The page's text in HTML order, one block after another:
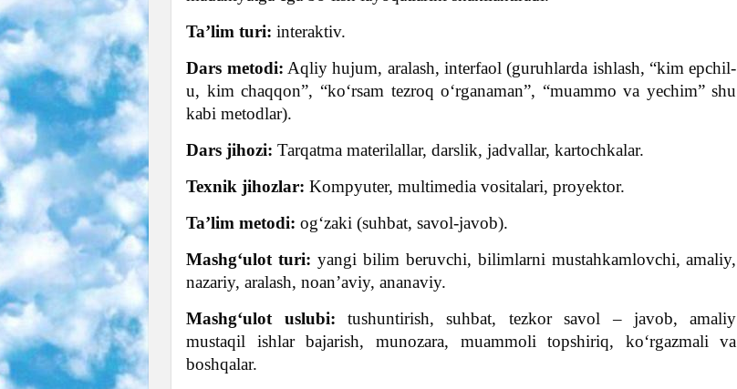
Ta’lim turi: interaktiv.
Dars metodi: Aqliy hujum, aralash, interfaol (guruhlarda ishlash, “kim epchil-
u, kim chaqqon”, “ko‘rsam tezroq o‘rganaman”, “muammo va yechim” shu
kabi metodlar).
Dars jihozi: Tarqatma materilallar, darslik, jadvallar, kartochkalar.
Texnik jihozlar: Kompyuter, multimedia vositalari, proyektor.
Ta’lim metodi: og‘zaki (suhbat, savol-javob).
Mashg‘ulot turi: yangi bilim beruvchi, bilimlarni mustahkamlovchi, amaliy,
nazariy, aralash, noan’aviy, ananaviy.
Mashg‘ulot uslubi: tushuntirish, suhbat, tezkor savol – javob, amaliy
mustaqil ishlar bajarish, munozara, muammoli topshiriq, ko‘rgazmali va
boshqalar.